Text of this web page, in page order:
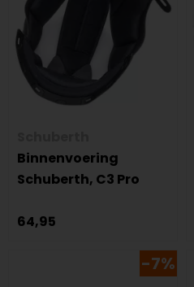
Binnenvoering
Schuberth, C3 Pro
64,95
-7%